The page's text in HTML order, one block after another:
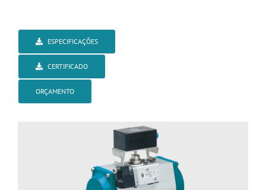
ESPECIFICAÇÕES
CERTIFICADO
ORÇAMENTO